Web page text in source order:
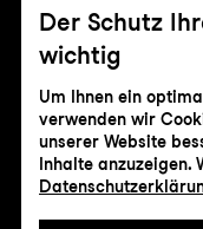
YouTube
©
St.Gallen
Der Schutz
wichtig
Um Ihnen ein
verwenden wir
unserer Website
Inhalte anzuzeigen.